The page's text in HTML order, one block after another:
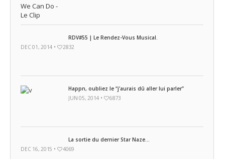
RDV#55 | Le Rendez-Vous Musical.
DEC 01, 2014 •
2832
Happn, oubliez le “j’aurais dû aller lui parler”
JUN 05, 2014 •
6873
La sortie du dernier Star Naze…
DEC 16, 2015 •
4069